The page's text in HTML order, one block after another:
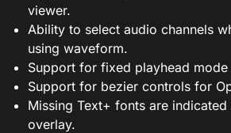
viewer.
Ability to select audio channels
using waveform.
Support for fixed playhead mode
Support for bezier controls for
Missing Text+ fonts are
overlay.